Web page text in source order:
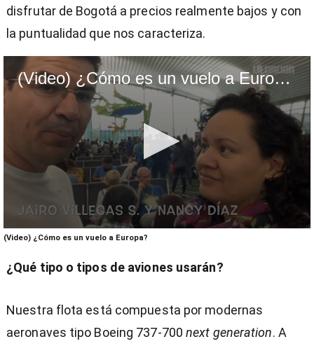
disfrutar de Bogotá a precios realmente bajos y con
la puntualidad que nos caracteriza.
(Video) ¿Cómo es un vuelo a Europa?
0
seconds
3
minutes,
(Video) ¿Cómo es un vuelo a Europa?
¿Qué tipo o tipos de aviones usarán?
Nuestra flota está compuesta por modernas
aeronaves tipo Boeing 737-700next generation. A